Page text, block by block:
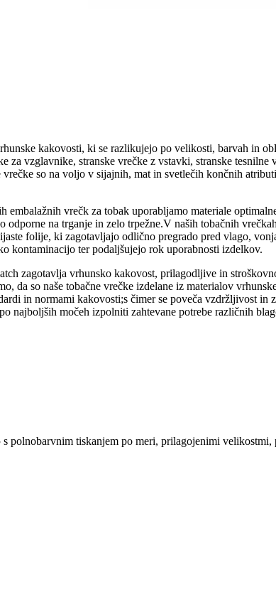
kakovosti, ki se razlikujejo po velikosti, barvah in
za vzglavnike, stranske vrečke z vstavki, stranske tesnilne
so na voljo v sijajnih, mat in svetlečih končnih
embalažnih vrečk za tobak uporabljamo materiale
odporne na trganje in zelo trpežne.V naših tobačnih
folije, ki zagotavljajo odlično pregrado pred vlago,
kontaminacijo ter podaljšujejo rok uporabnosti izdelkov.
zagotavlja vrhunsko kakovost, prilagodljive in
da so naše tobačne vrečke izdelane iz materialov
in normami kakovosti;s čimer se poveča vzdržljivost in
najboljših močeh izpolniti zahtevane potrebe različnih
polnobarvnim tiskanjem po meri, prilagojenimi velikostmi,